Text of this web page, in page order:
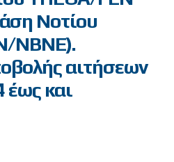
Νοτίου
ΝΒΝΕ).
αιτήσεων
έως και